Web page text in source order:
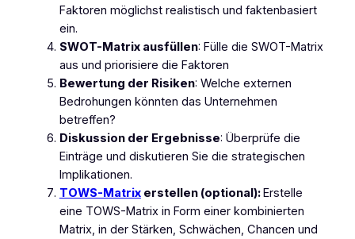
Faktoren möglichst realistisch und faktenbasiert
ein.
SWOT-Matrix ausfüllen: Fülle die SWOT-Matrix
aus und priorisiere die Faktoren
Bewertung der Risiken: Welche externen
Bedrohungen könnten das Unternehmen
betreffen?
Diskussion der Ergebnisse: Überprüfe die
Einträge und diskutieren Sie die strategischen
Implikationen.
TOWS-Matrixerstellen (optional):Erstelle
eine TOWS-Matrix in Form einer kombinierten
Matrix, in der Stärken, Schwächen, Chancen und